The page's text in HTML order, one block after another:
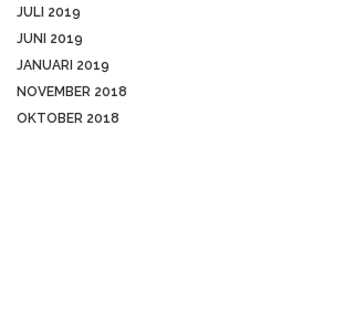
JULI 2019
JUNI 2019
JANUARI 2019
NOVEMBER 2018
OKTOBER 2018